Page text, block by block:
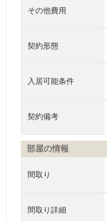
その他費用
契約形態
入居可能条件
契約備考
部屋の情報
間取り
間取り詳細